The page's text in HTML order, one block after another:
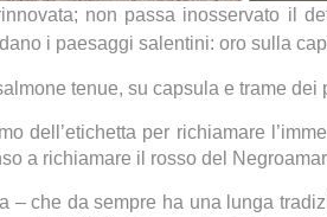
non passa inosservato il
i paesaggi salentini: oro sulla
tenue, su capsula e trame
dell’etichetta per richiamare
a richiamare il rosso del
– che da sempre ha una lunga